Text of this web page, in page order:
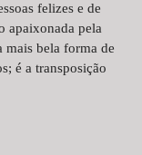
felizes e de
apaixonada pela
bela forma de
é a transposição